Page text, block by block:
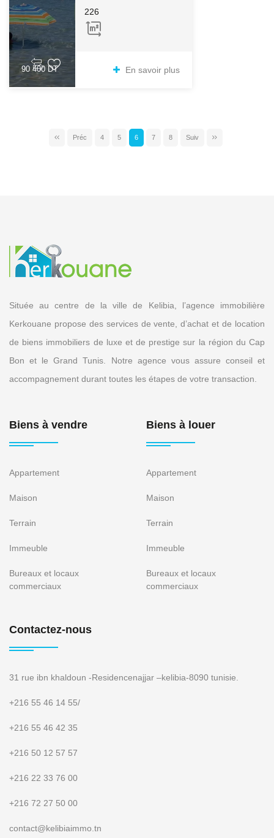
90 400 DT
226
En savoir plus
Préc 4 5 6 7 8 Suiv
Située au centre de la ville de Kelibia, l’agence immobilière
Kerkouane propose des services de vente, d’achat et de location
de biens immobiliers de luxe et de prestige sur la région du Cap
Bon et le Grand Tunis. Notre agence vous assure conseil et
accompagnement durant toutes les étapes de votre transaction.
Biens à vendre
Appartement
Maison
Terrain
Immeuble
Bureaux et locaux
commerciaux
Biens à louer
Appartement
Maison
Terrain
Immeuble
Bureaux et locaux
commerciaux
Contactez-nous
31 rue ibn khaldoun -Residencenajjar –kelibia-8090 tunisie.
+216 55 46 14 55/
+216 55 46 42 35
+216 50 12 57 57
+216 22 33 76 00
+216 72 27 50 00
contact@kelibiaimmo.tn